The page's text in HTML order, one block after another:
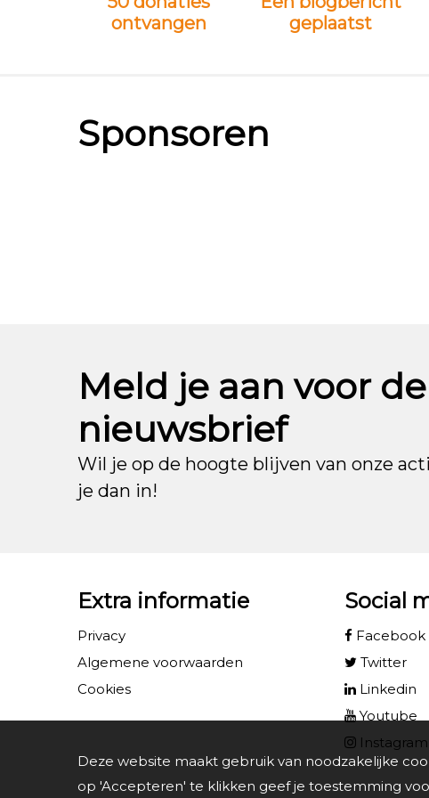
ontvangen
geplaatst
Sponsoren
Meld je aan voor de
nieuwsbrief
Wil je op de hoogte blijven van onze
je dan in!
Extra informatie
Privacy
Algemene voorwaarden
Cookies
Social
Facebook
Twitter
Linkedin
Youtube
Instagram
Deze website maakt gebruik van noodzakelijke
op 'Accepteren' te klikken geef je toestemming